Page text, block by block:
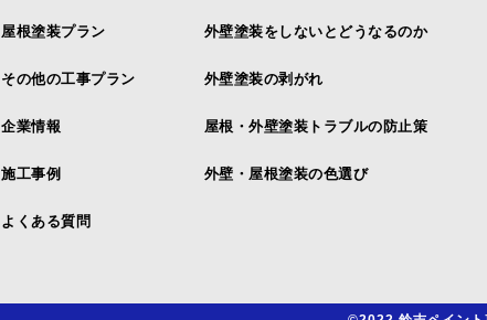
屋根塗装プラン
その他の工事プラン
企業情報
施工事例
よくある質問
外壁塗装をしないとどうなるのか
外壁塗装の剥がれ
屋根・外壁塗装トラブルの防止策
外壁・屋根塗装の色選び